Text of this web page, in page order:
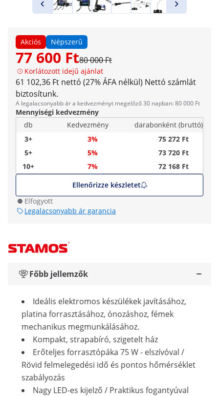
Akciós Népszerű
77 600 Ft80 000 Ft
Korlátozott idejű ajánlat
61 102,36 Ft nettó (27% ÁFA nélkül) Nettó számlát
biztosítunk.
A legalacsonyabb ár a kedvezményt megelőző 30 napban: 80 000 Ft
Mennyiségi kedvezmény
db
Kedvezmény
darabonként (bruttó)
3+
3%
75 272 Ft
5+
5%
73 720 Ft
10+
7%
72 168 Ft
Ellenőrizze készletet
Elfogyott
Legalacsonyabb ár garancia
Főbb jellemzők
Ideális elektromos készülékek javításához,
platina forrasztásához, ónozáshoz, fémek
mechanikus megmunkálásához.
Kompakt, strapabíró, szigetelt ház
Erőteljes forrasztópáka 75 W - elszívóval /
Rövid felmelegedési idő és pontos hőmérséklet
szabályozás
Nagy LED-es kijelző / Praktikus fogantyúval